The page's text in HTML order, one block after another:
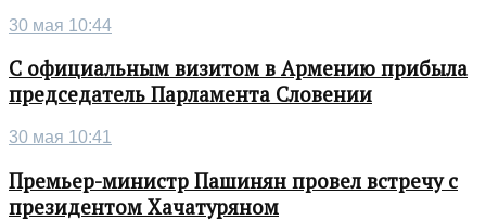
30 мая 10:44
С официальным визитом в Армению прибыла
председатель Парламента Словении
30 мая 10:41
Премьер-министр Пашинян провел встречу с
президентом Хачатуряном